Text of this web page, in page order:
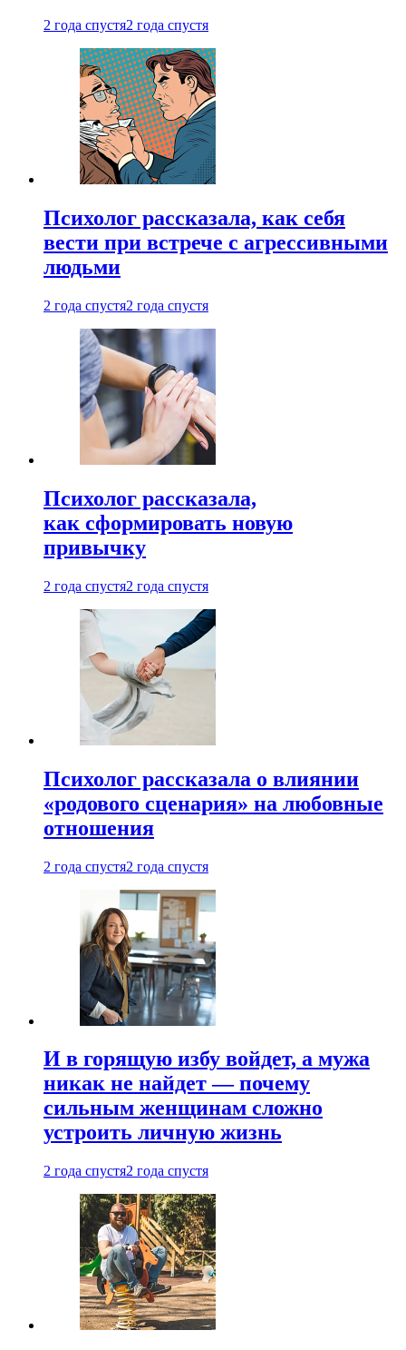
2 года спустя2 года спустя
Психолог рассказала, как себя
вести при встрече с агрессивными
людьми
2 года спустя2 года спустя
Психолог рассказала,
как сформировать новую
привычку
2 года спустя2 года спустя
Психолог рассказала о влиянии
«родового сценария» на любовные
отношения
2 года спустя2 года спустя
И в горящую избу войдет, а мужа
никак не найдет — почему
сильным женщинам сложно
устроить личную жизнь
2 года спустя2 года спустя